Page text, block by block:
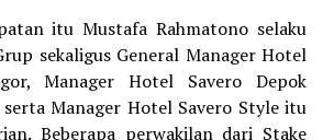
itu Mustafa Rahmatono selaku
sekaligus General Manager Hotel
Manager Hotel Savero Depok
serta Manager Hotel Savero Style itu
Beberapa perwakilan dari Stake